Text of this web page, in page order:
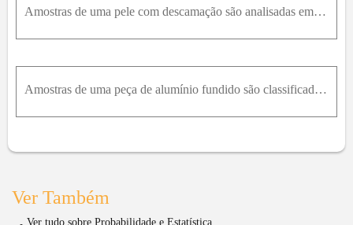
Amostras de uma pele com descamação são analisadas em relação ao teor de umidade e de melanina. Os resultados de 100 amostras de pele são dados a seguir:Seja A o evento em que uma amostra tem baixo te
Amostras de uma peça de alumínio fundido são classificadas com base no acabamento (em micropolegadas) da superfície e nas medidas de comprimento. O resultados de 100 peças são resumidos a seguir:Seja
Ver Também
Ver tudo sobre Probabilidade e Estatística